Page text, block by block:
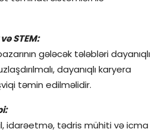
STEM:
gələcək tələbləri dayanıqlı
dayanıqlı karyera
təmin edilməlidir.
idarəetmə, tədris mühiti və icma